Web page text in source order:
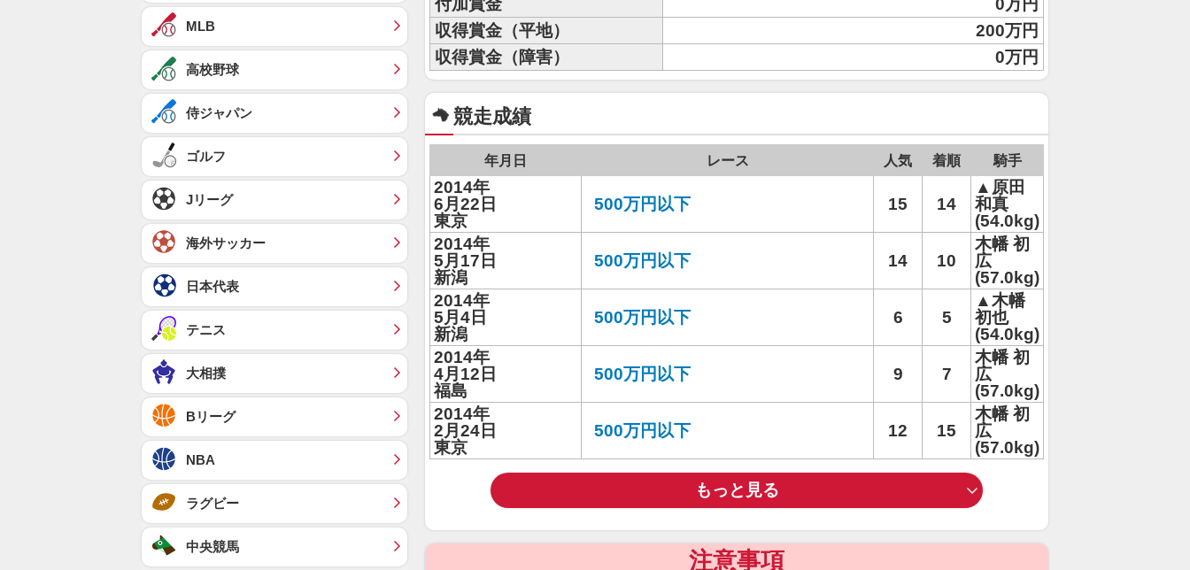
付加賞金
0万円
収得賞金（平地）
200万円
収得賞金（障害）
0万円
競走成績
年月日 レース 人気 着順 騎手
2014年
6月22日
東京
500万円以下 15 14
▲原田
和真
(54.0kg)
2014年
5月17日
新潟
500万円以下 14 10
木幡 初
広
(57.0kg)
2014年
5月4日
新潟
500万円以下 6 5
▲木幡
初也
(54.0kg)
2014年
4月12日
福島
500万円以下 9 7
木幡 初
広
(57.0kg)
2014年
2月24日
東京
500万円以下 12 15
木幡 初
広
(57.0kg)
もっと見る
注意事項
MLB
高校野球
侍ジャパン
ゴルフ
Jリーグ
海外サッカー
日本代表
テニス
大相撲
Bリーグ
NBA
ラグビー
中央競馬